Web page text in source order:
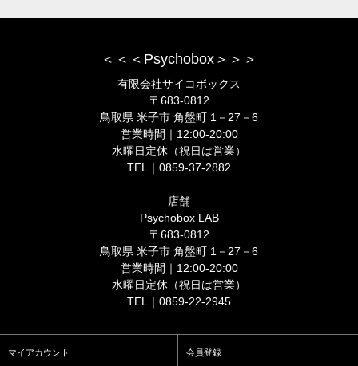
＜＜＜Psychobox＞＞＞
有限会社サイコボックス
〒683-0812
鳥取県 米子市 角盤町 1－27－6
営業時間｜12:00-20:00
水曜日定休（祝日は営業）
TEL｜0859-37-2882
店舗
Psychobox LAB
〒683-0812
鳥取県 米子市 角盤町 1－27－6
営業時間｜12:00-20:00
水曜日定休（祝日は営業）
TEL｜0859-22-2945
マイアカウント 会員登録